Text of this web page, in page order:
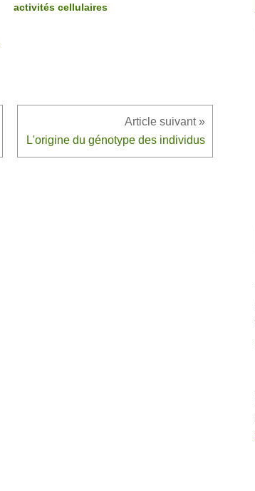
activités cellulaires
L'origine du génotype des individus